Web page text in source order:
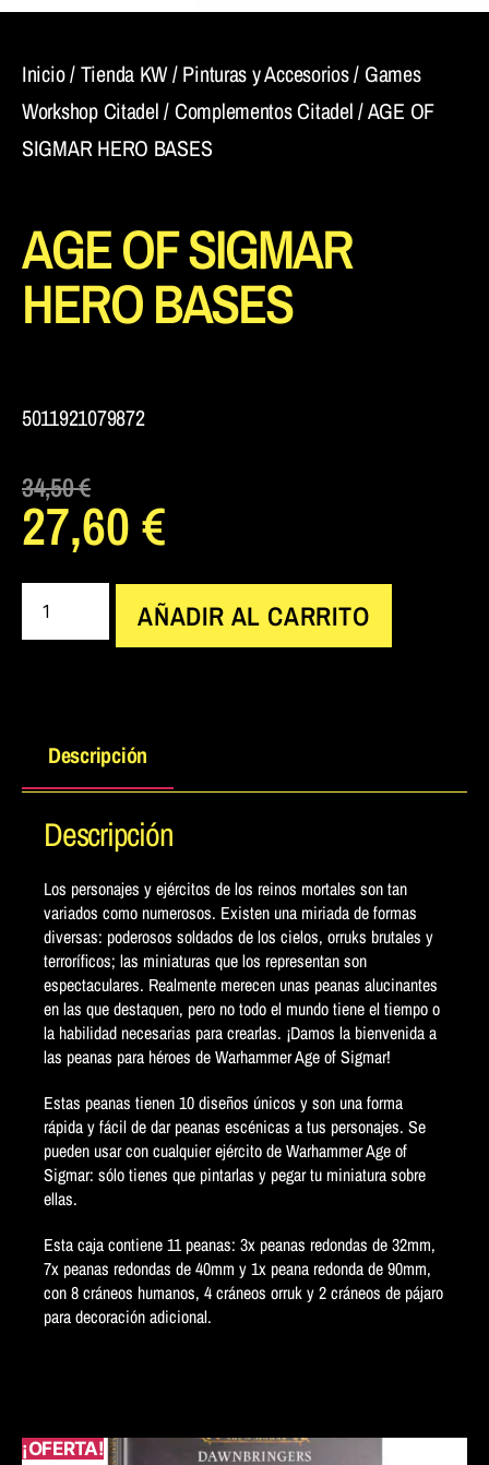
Inicio/Tienda KW/Pinturas y Accesorios/ Games
Workshop Citadel/Complementos Citadel/ AGE OF
SIGMAR HERO BASES
AGE OF SIGMAR
HERO BASES
5011921079872
34,50€
27,60€
AÑADIR AL CARRITO
¡OFERTA!
Descripción
Descripción
Los personajes y ejércitos de los reinos mortales son tan
variados como numerosos. Existen una miriada de formas
diversas: poderosos soldados de los cielos, orruks brutales y
terroríficos; las miniaturas que los representan son
espectaculares. Realmente merecen unas peanas alucinantes
en las que destaquen, pero no todo el mundo tiene el tiempo o
la habilidad necesarias para crearlas. ¡Damos la bienvenida a
las peanas para héroes de Warhammer Age of Sigmar!
Estas peanas tienen 10 diseños únicos y son una forma
rápida y fácil de dar peanas escénicas a tus personajes. Se
pueden usar con cualquier ejército de Warhammer Age of
Sigmar: sólo tienes que pintarlas y pegar tu miniatura sobre
ellas.
Esta caja contiene 11 peanas: 3x peanas redondas de 32mm,
7x peanas redondas de 40mm y 1x peana redonda de 90mm,
con 8 cráneos humanos, 4 cráneos orruk y 2 cráneos de pájaro
para decoración adicional.